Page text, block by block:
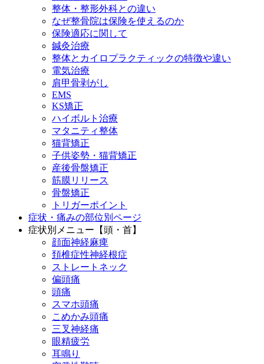
整体・整形外科との違い
なぜ整骨院は保険を使えるのか
保険適応に関して
鍼灸治療
整体とカイロプラクティックの特徴や違い
電気治療
肩甲骨剥がし
EMS
KS矯正
ハイボルト治療
マタニティ整体
猫背矯正
子供姿勢・猫背矯正
産後骨盤矯正
筋膜リリース
骨盤矯正
トリガーポイント
症状・痛みの部位別ページ
症状別メニュー【頭・首】
顔面神経麻痺
頚椎症性神経根症
ストレートネック
偏頭痛
頭痛
スマホ頭痛
こめかみ頭痛
三叉神経痛
眼精疲労
耳鳴り